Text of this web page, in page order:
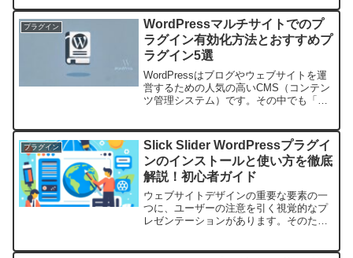
で、さまざまなニーズに応じたプラグイ
ンの選択肢をご紹介...
プラグイン
WordPressマルチサイトでのプ
ラグイン有効化方法とおすすめプ
ラグイン5選
WordPressはブログやウェブサイトを運
営するための人気の高いCMS（コンテン
ツ管理システム）です。その中でも「マ
事では、WordPressマルチサイトでのプ
ラグイ...
プラグイン
Slick Slider WordPressプラグイ
ンのインストールと使い方を徹底
解説！初心者ガイド
ウェブサイトデザインの重要な要素の一
つに、ユーザーの注意を引く視覚的なプ
レゼンテーションがあります。そのた